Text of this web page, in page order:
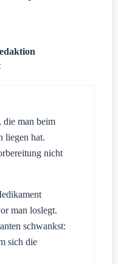
die man beim
liegen hat.
nicht
man loslegt.
schwankst:
sich die